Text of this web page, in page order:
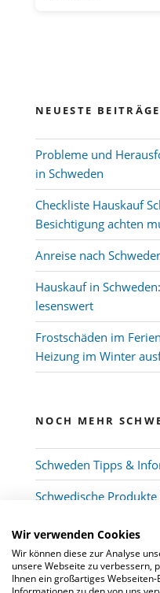
NEUESTE BEITRÄGE
Probleme und
in Schweden
Checkliste Hauskauf
Besichtigung achten
Anreise nach
Hauskauf in
lesenswert
Frostschäden im
Heizung im Winter
NOCH MEHR
Schweden Tipps &
Schwedische
Wir verwenden Cookies
Wir können diese zur Analyse
unsere Webseite zu verbessern,
Ihnen ein großartiges